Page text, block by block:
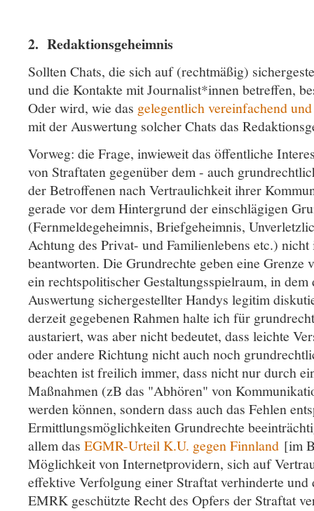
2. Redaktionsgeheimnis
Sollten Chats, die sich auf (rechtmäßig)
und die Kontakte mit Journalist*innen betreffen,
Oder wird, wie das gelegentlich vereinfachend
mit der Auswertung solcher Chats das
Vorweg: die Frage, inwieweit das öffentliche
von Straftaten gegenüber dem - auch
der Betroffenen nach Vertraulichkeit ihrer
gerade vor dem Hintergrund der einschlägigen
(Fernmeldegeheimnis, Briefgeheimnis,
Achtung des Privat- und Familienlebens etc.)
beantworten. Die Grundrechte geben eine Grenze
ein rechtspolitischer Gestaltungsspielraum, in dem
Auswertung sichergestellter Handys legitim
derzeit gegebenen Rahmen halte ich für
austariert, was aber nicht bedeutet, dass leichte
oder andere Richtung nicht auch noch
beachten ist freilich immer, dass nicht nur durch
Maßnahmen (zB das "Abhören" von
werden können, sondern dass auch das Fehlen
Ermittlungsmöglichkeiten Grundrechte
allem das EGMR-Urteil K.U. gegen Finnland [im
Möglichkeit von Internetprovidern, sich auf
effektive Verfolgung einer Straftat verhinderte
EMRK geschützte Recht des Opfers der Straftat